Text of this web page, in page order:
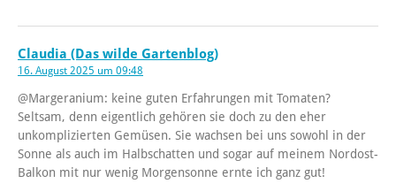
Claudia (Das wilde Gartenblog)
16. August 2025 um 09:48
@Margeranium: keine guten Erfahrungen mit Tomaten?
Seltsam, denn eigentlich gehören sie doch zu den eher
unkomplizierten Gemüsen. Sie wachsen bei uns sowohl in der
Sonne als auch im Halbschatten und sogar auf meinem Nordost-
Balkon mit nur wenig Morgensonne ernte ich ganz gut!